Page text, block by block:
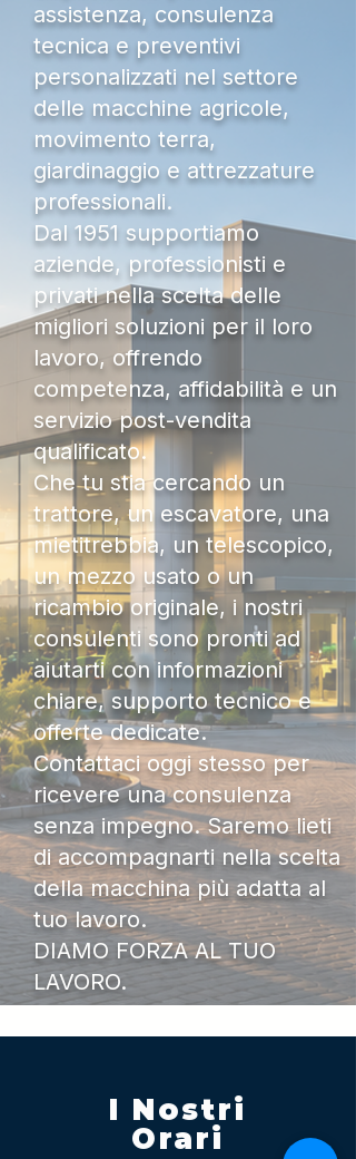
assistenza, consulenza
tecnica e preventivi
personalizzati nel settore
delle macchine agricole,
movimento terra,
giardinaggio e attrezzature
professionali.
Dal 1951 supportiamo
aziende, professionisti e
privati nella scelta delle
migliori soluzioni per il loro
lavoro, offrendo
competenza, affidabilità e un
servizio post-vendita
qualificato.
Che tu stia cercando un
trattore, un escavatore, una
mietitrebbia, un telescopico,
un mezzo usato o un
ricambio originale, i nostri
consulenti sono pronti ad
aiutarti con informazioni
chiare, supporto tecnico e
offerte dedicate.
Contattaci oggi stesso per
ricevere una consulenza
senza impegno. Saremo lieti
di accompagnarti nella scelta
della macchina più adatta al
tuo lavoro.
DIAMO FORZA AL TUO
LAVORO.
I Nostri
Orari